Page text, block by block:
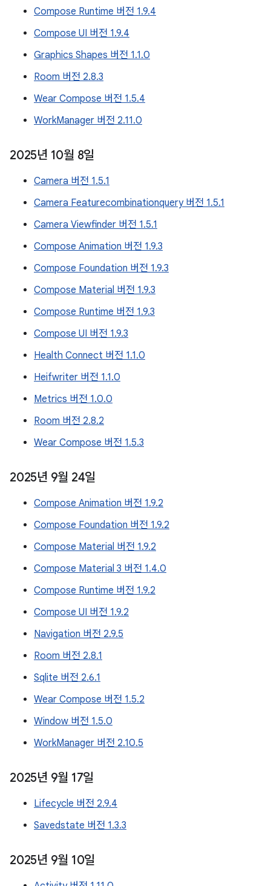
Compose Runtime 버전 1.9.4
Compose UI 버전 1.9.4
Graphics Shapes 버전 1.1.0
Room 버전 2.8.3
Wear Compose 버전 1.5.4
WorkManager 버전 2.11.0
2025년 10월 8일
Camera 버전 1.5.1
Camera Featurecombinationquery 버전 1.5.1
Camera Viewfinder 버전 1.5.1
Compose Animation 버전 1.9.3
Compose Foundation 버전 1.9.3
Compose Material 버전 1.9.3
Compose Runtime 버전 1.9.3
Compose UI 버전 1.9.3
Health Connect 버전 1.1.0
Heifwriter 버전 1.1.0
Metrics 버전 1.0.0
Room 버전 2.8.2
Wear Compose 버전 1.5.3
2025년 9월 24일
Compose Animation 버전 1.9.2
Compose Foundation 버전 1.9.2
Compose Material 버전 1.9.2
Compose Material 3 버전 1.4.0
Compose Runtime 버전 1.9.2
Compose UI 버전 1.9.2
Navigation 버전 2.9.5
Room 버전 2.8.1
Sqlite 버전 2.6.1
Wear Compose 버전 1.5.2
Window 버전 1.5.0
WorkManager 버전 2.10.5
2025년 9월 17일
Lifecycle 버전 2.9.4
Savedstate 버전 1.3.3
2025년 9월 10일